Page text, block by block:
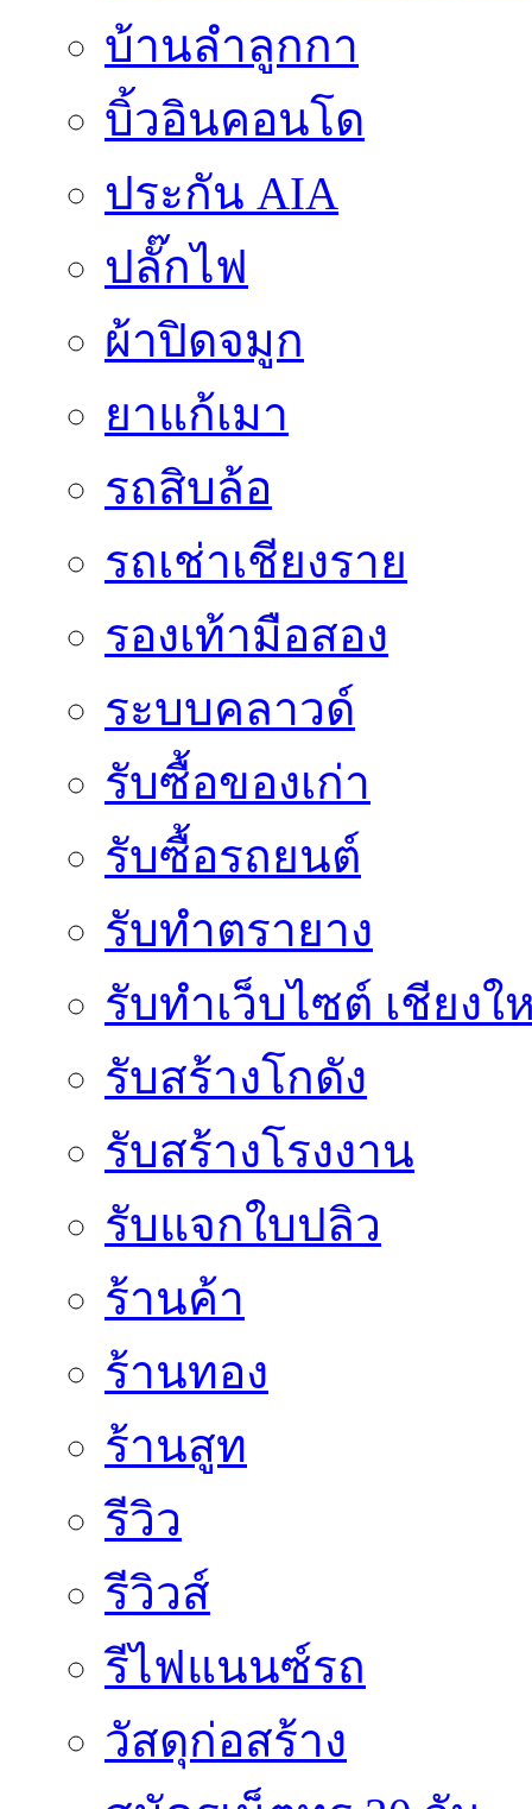
บ้านลำลูกกา
บิ้วอินคอนโด
ประกัน AIA
ปลั๊กไฟ
ผ้าปิดจมูก
ยาแก้เมา
รถสิบล้อ
รถเช่าเชียงราย
รองเท้ามือสอง
ระบบคลาวด์
รับซื้อของเก่า
รับซื้อรถยนต์
รับทำตรายาง
รับทำเว็บไซต์ เชียงใ
รับสร้างโกดัง
รับสร้างโรงงาน
รับแจกใบปลิว
ร้านค้า
ร้านทอง
ร้านสูท
รีวิว
รีวิวส์
รีไฟแนนซ์รถ
วัสดุก่อสร้าง